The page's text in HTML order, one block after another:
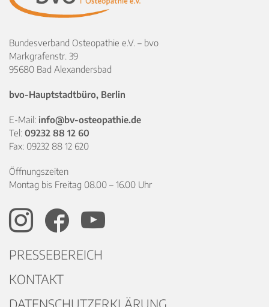
Bundesverband Osteopathie e.V. – bvo
Markgrafenstr. 39
95680 Bad Alexandersbad
bvo-Hauptstadtbüro, Berlin
E-Mail: info@bv-osteopathie.de
Tel: 09232 88 12 60
Fax: 09232 88 12 620
Öffnungszeiten
Montag bis Freitag 08.00 – 16.00 Uhr
PRESSEBEREICH
KONTAKT
DATENSCHUTZERKLÄRUNG